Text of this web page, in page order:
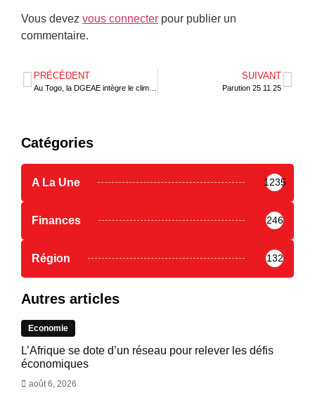
Vous devez vous connecter pour publier un
commentaire.
PRÉCÉDENT SUIVANT
Parution 25 11 25
Catégories
A La Une 1235
Finances 246
Région 132
Autres articles
Economie
L’Afrique se dote d’un réseau pour relever les défis
économiques
août 6, 2026